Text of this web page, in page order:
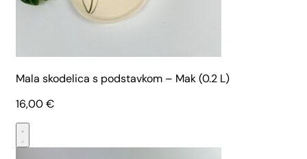
Mala skodelica s podstavkom – Mak (0.2 L)
16,00€